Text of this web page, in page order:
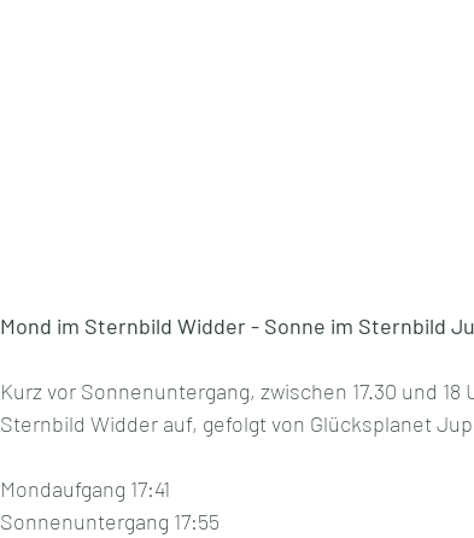
Mond im Sternbild Widder - Sonne im Sternbild
Kurz vor Sonnenuntergang, zwischen 17.30 und
Sternbild Widder auf, gefolgt von Glücksplanet
Mondaufgang 17:41
Sonnenuntergang 17:55